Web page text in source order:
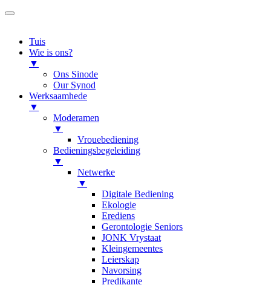
Tuis
Wie is ons?
▼
Ons Sinode
Our Synod
Werksaamhede
▼
Moderamen
▼
Vrouebediening
Bedieningsbegeleiding
▼
Netwerke
▼
Digitale Bediening
Ekologie
Erediens
Gerontologie Seniors
JONK Vrystaat
Kleingemeentes
Leierskap
Navorsing
Predikante